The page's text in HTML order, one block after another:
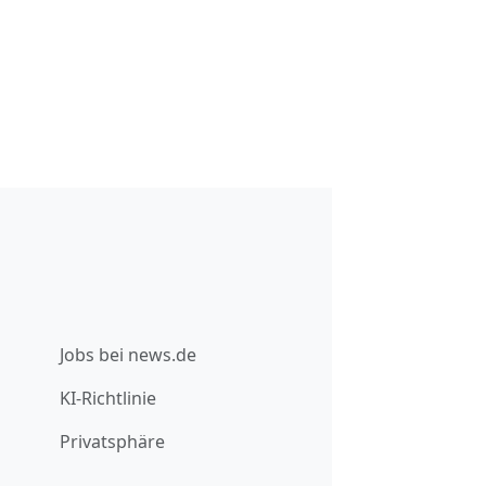
Jobs bei news.de
KI-Richtlinie
Privatsphäre